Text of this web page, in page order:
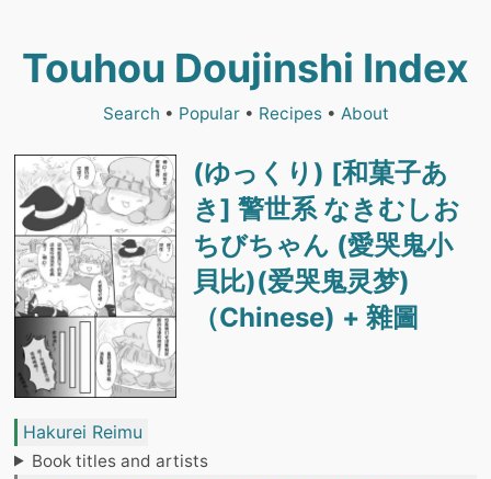
Touhou Doujinshi Index
Search • Popular• Recipes• About
(ゆっくり) [和菓子あ
き] 警世系 なきむしお
ちびちゃん (愛哭鬼小
貝比)(爱哭鬼灵梦)
（Chinese) + 雜圖
Hakurei Reimu
Book titles and artists